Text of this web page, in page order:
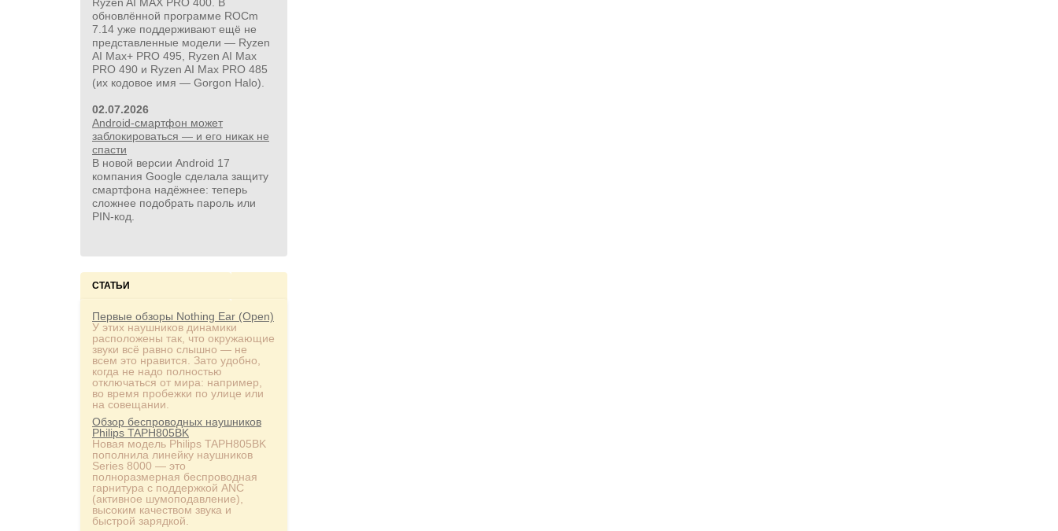
шуруповерт Milwaukee M18 Fuel
2903-20 без АКБ и ЗУ
обновлённой программе ROCm
7.14 уже поддерживают ещё не
представленные модели — Ryzen
AI Max+ PRO 495, Ryzen AI Max
PRO 490 и Ryzen AI Max PRO 485
(их кодовое имя — Gorgon Halo).
02.07.2026
Android-смартфон может
заблокироваться — и его никак не
спасти
В новой версии Android 17
компания Google сделала защиту
смартфона надёжнее: теперь
сложнее подобрать пароль или
PIN‑код.
СТАТЬИ
Первые обзоры Nothing Ear (Open)
У этих наушников динамики
расположены так, что окружающие
звуки всё равно слышно — не
всем это нравится. Зато удобно,
когда не надо полностью
отключаться от мира: например,
во время пробежки по улице или
на совещании.
Обзор беспроводных наушников
Philips TAPH805BK
Новая модель Philips TAPH805BK
пополнила линейку наушников
Series 8000 — это
полноразмерная беспроводная
гарнитура с поддержкой ANC
(активное шумоподавление),
высоким качеством звука и
быстрой зарядкой.